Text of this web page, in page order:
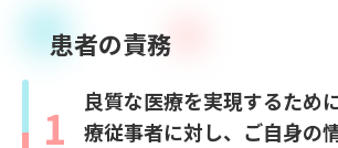
患者の責務
1
良質な医療を実現するため
療従事者に対し、ご自身の